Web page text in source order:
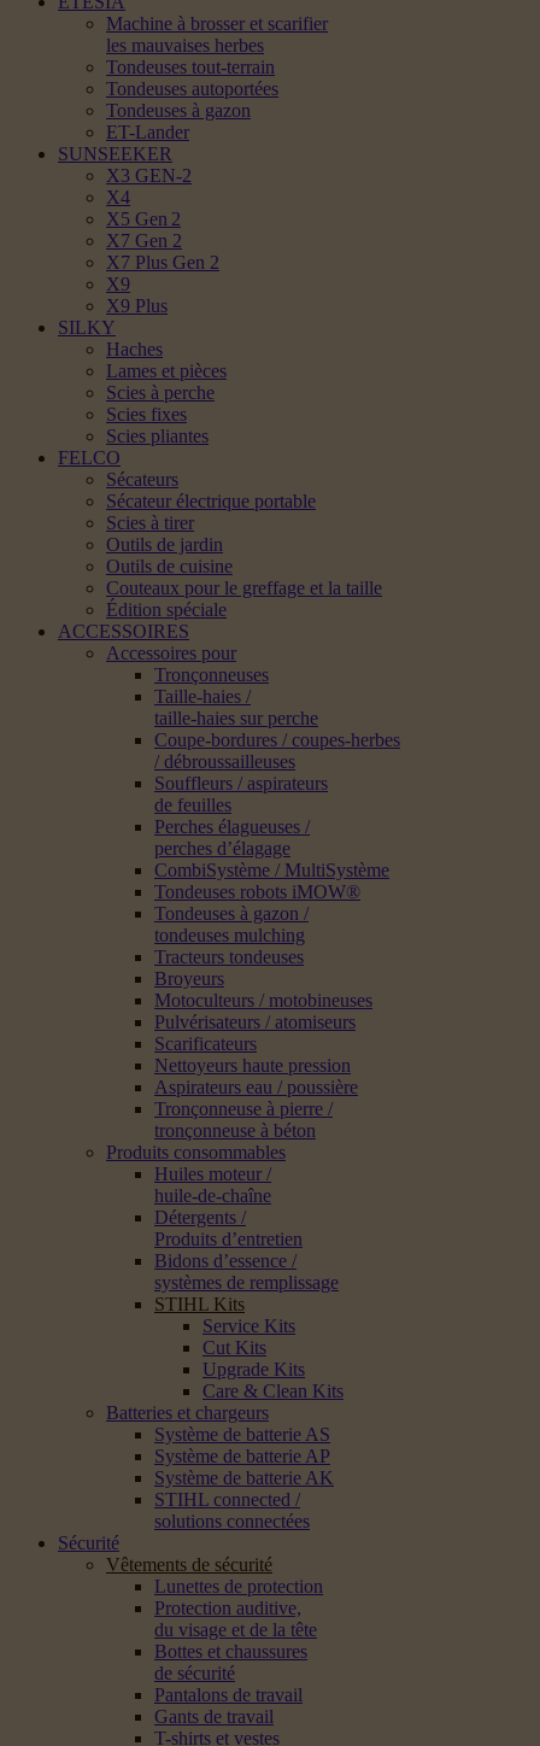
Machine à brosser et scarifier
les mauvaises herbes
Tondeuses tout-terrain
Tondeuses autoportées
Tondeuses à gazon
ET-Lander
SUNSEEKER
X3 GEN-2
X4
X5 Gen 2
X7 Gen 2
X7 Plus Gen 2
X9
X9 Plus
SILKY
Haches
Lames et pièces
Scies à perche
Scies fixes
Scies pliantes
FELCO
Sécateurs
Sécateur électrique portable
Scies à tirer
Outils de jardin
Outils de cuisine
Couteaux pour le greffage et la taille
Édition spéciale
ACCESSOIRES
Accessoires pour
Tronçonneuses
Taille-haies /
taille-haies sur perche
Coupe-bordures / coupes-herbes
/ débroussailleuses
Souffleurs / aspirateurs
de feuilles
Perches élagueuses /
perches d’élagage
CombiSystème / MultiSystème
Tondeuses robots iMOW®
Tondeuses à gazon /
tondeuses mulching
Tracteurs tondeuses
Broyeurs
Motoculteurs / motobineuses
Pulvérisateurs / atomiseurs
Scarificateurs
Nettoyeurs haute pression
Aspirateurs eau / poussière
Tronçonneuse à pierre /
tronçonneuse à béton
Produits consommables
Huiles moteur /
huile-de-chaîne
Détergents /
Produits d’entretien
Bidons d’essence /
systèmes de remplissage
STIHL Kits
Service Kits
Cut Kits
Upgrade Kits
Care & Clean Kits
Batteries et chargeurs
Système de batterie AS
Système de batterie AP
Système de batterie AK
STIHL connected /
solutions connectées
Sécurité
Vêtements de sécurité
Lunettes de protection
Protection auditive,
du visage et de la tête
Bottes et chaussures
de sécurité
Pantalons de travail
Gants de travail
T-shirts et vestes